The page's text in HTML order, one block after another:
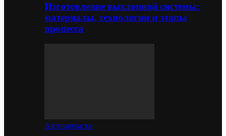
Изготовление выхлопной системы:
материалы, технологии и этапы
процесса
Автозапчасти